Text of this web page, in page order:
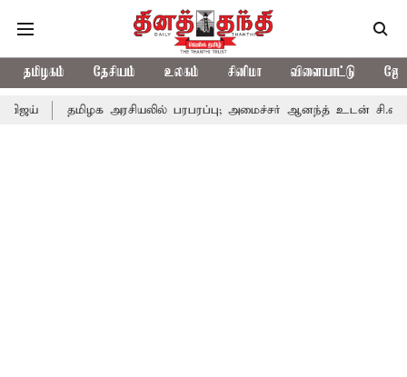
தமிழகம் தேசியம் உலகம் சினிமா விளையாட்டு
அரசியலில் பரபரப்பு; அமைச்சர் ஆனந்த் உடன் சி.வி. சண்முகம்,